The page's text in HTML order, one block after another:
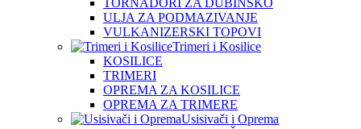
ULJA ZA PODMAZIVANJE
VULKANIZERSKI TOPOVI
Trimeri i Kosilice
KOSILICE
TRIMERI
OPREMA ZA KOSILICE
OPREMA ZA TRIMERE
Usisivači i Oprema